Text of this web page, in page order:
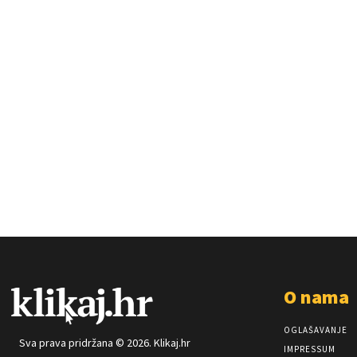
Sva prava pridržana © 2026. Klikaj.hr
O nama
OGLAŠAVANJE
IMPRESSUM